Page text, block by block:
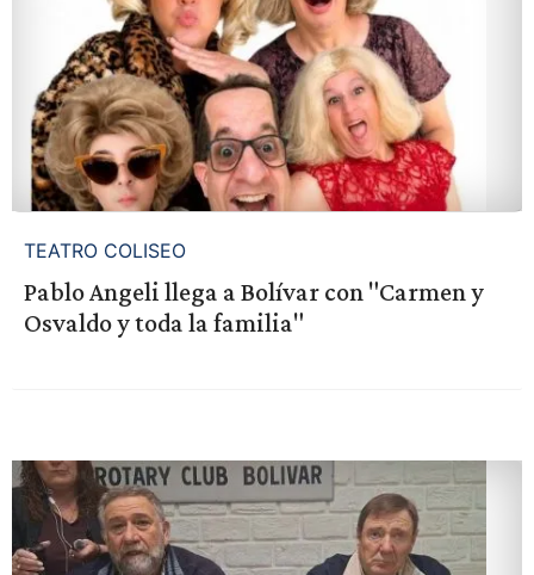
TEATRO COLISEO
Pablo Angeli llega a Bolívar con "Carmen y
Osvaldo y toda la familia"